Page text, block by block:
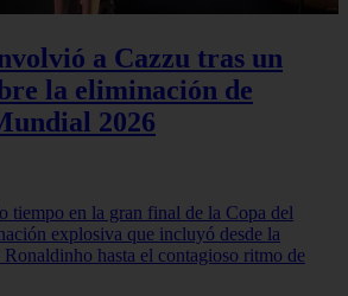
a Cazzu tras un
la eliminación de
2026